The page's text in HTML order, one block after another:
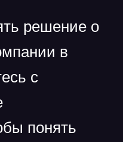
решение о
в
с
понять